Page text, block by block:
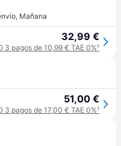
, Mañana
32,99 €
3 pagos de 10,99 € TAE 0%¹
51,00 €
3 pagos de 17,00 € TAE 0%¹